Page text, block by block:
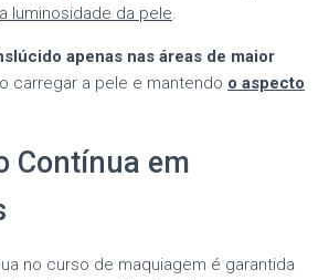
a luminosidade da pele.
apenas nas áreas de maior
carregar a pele e mantendo o aspecto
Contínua em
no curso de maquiagem é garantida